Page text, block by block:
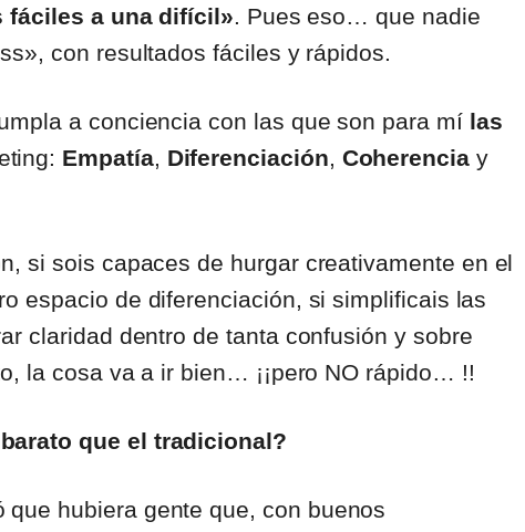
fáciles a una difícil». Pues eso… que nadie
con resultados fáciles y rápidos.
a conciencia con las que son para mí las
Empatía, Diferenciación, Coherencia y
si sois capaces de hurgar creativamente en el
espacio de diferenciación, si simplificais las
claridad dentro de tanta confusión y sobre
la cosa va a ir bien… ¡¡pero NO rápido… !!
que el tradicional?
hubiera gente que, con buenos